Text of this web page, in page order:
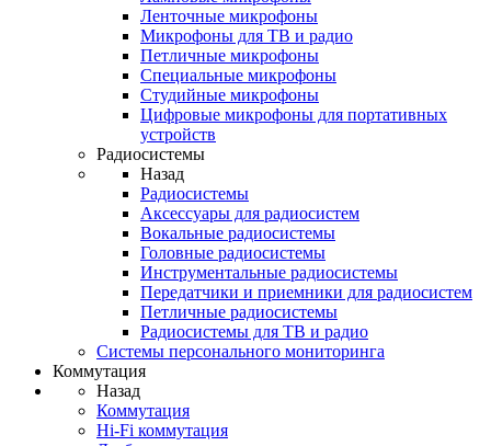
Ленточные микрофоны
Микрофоны для ТВ и радио
Петличные микрофоны
Специальные микрофоны
Студийные микрофоны
Цифровые микрофоны для портативных
устройств
Радиосистемы
Назад
Радиосистемы
Аксессуары для радиосистем
Вокальные радиосистемы
Головные радиосистемы
Инструментальные радиосистемы
Передатчики и приемники для радиосистем
Петличные радиосистемы
Радиосистемы для ТВ и радио
Системы персонального мониторинга
Коммутация
Назад
Коммутация
Hi-Fi коммутация